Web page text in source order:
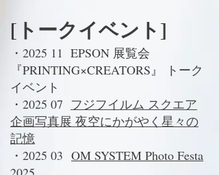
[トークイベント]
・2025 11 EPSON 展覧会
『PRINTING×CREATORS』 トーク
イベント
・2025 07 フジフイルム スクエア
企画写真展 夜空にかがやく星々の
記憶
・2025 03 OM SYSTEM Photo Festa